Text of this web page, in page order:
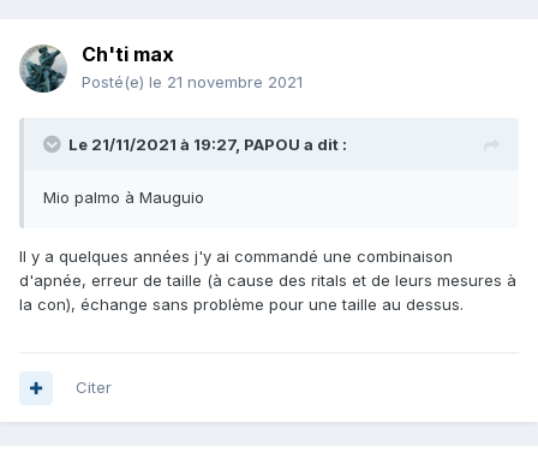
Ch'ti max
Posté(e) le 21 novembre 2021
Le 21/11/2021 à 19:27, PAPOU a dit :
Mio palmo à Mauguio
Il y a quelques années j'y ai commandé une combinaison
d'apnée, erreur de taille (à cause des ritals et de leurs mesures à
la con), échange sans problème pour une taille au dessus.
Citer